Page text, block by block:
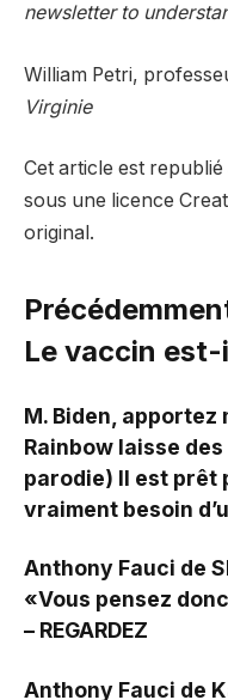
newsletter to
William Petri,
Virginie
Cet article est
sous une licence
original.
Le vaccin
M. Biden, apportez
Rainbow laisse
parodie) Il est prêt
vraiment besoin
Anthony Fauci de
«Vous pensez
– REGARDEZ
Anthony Fauci de